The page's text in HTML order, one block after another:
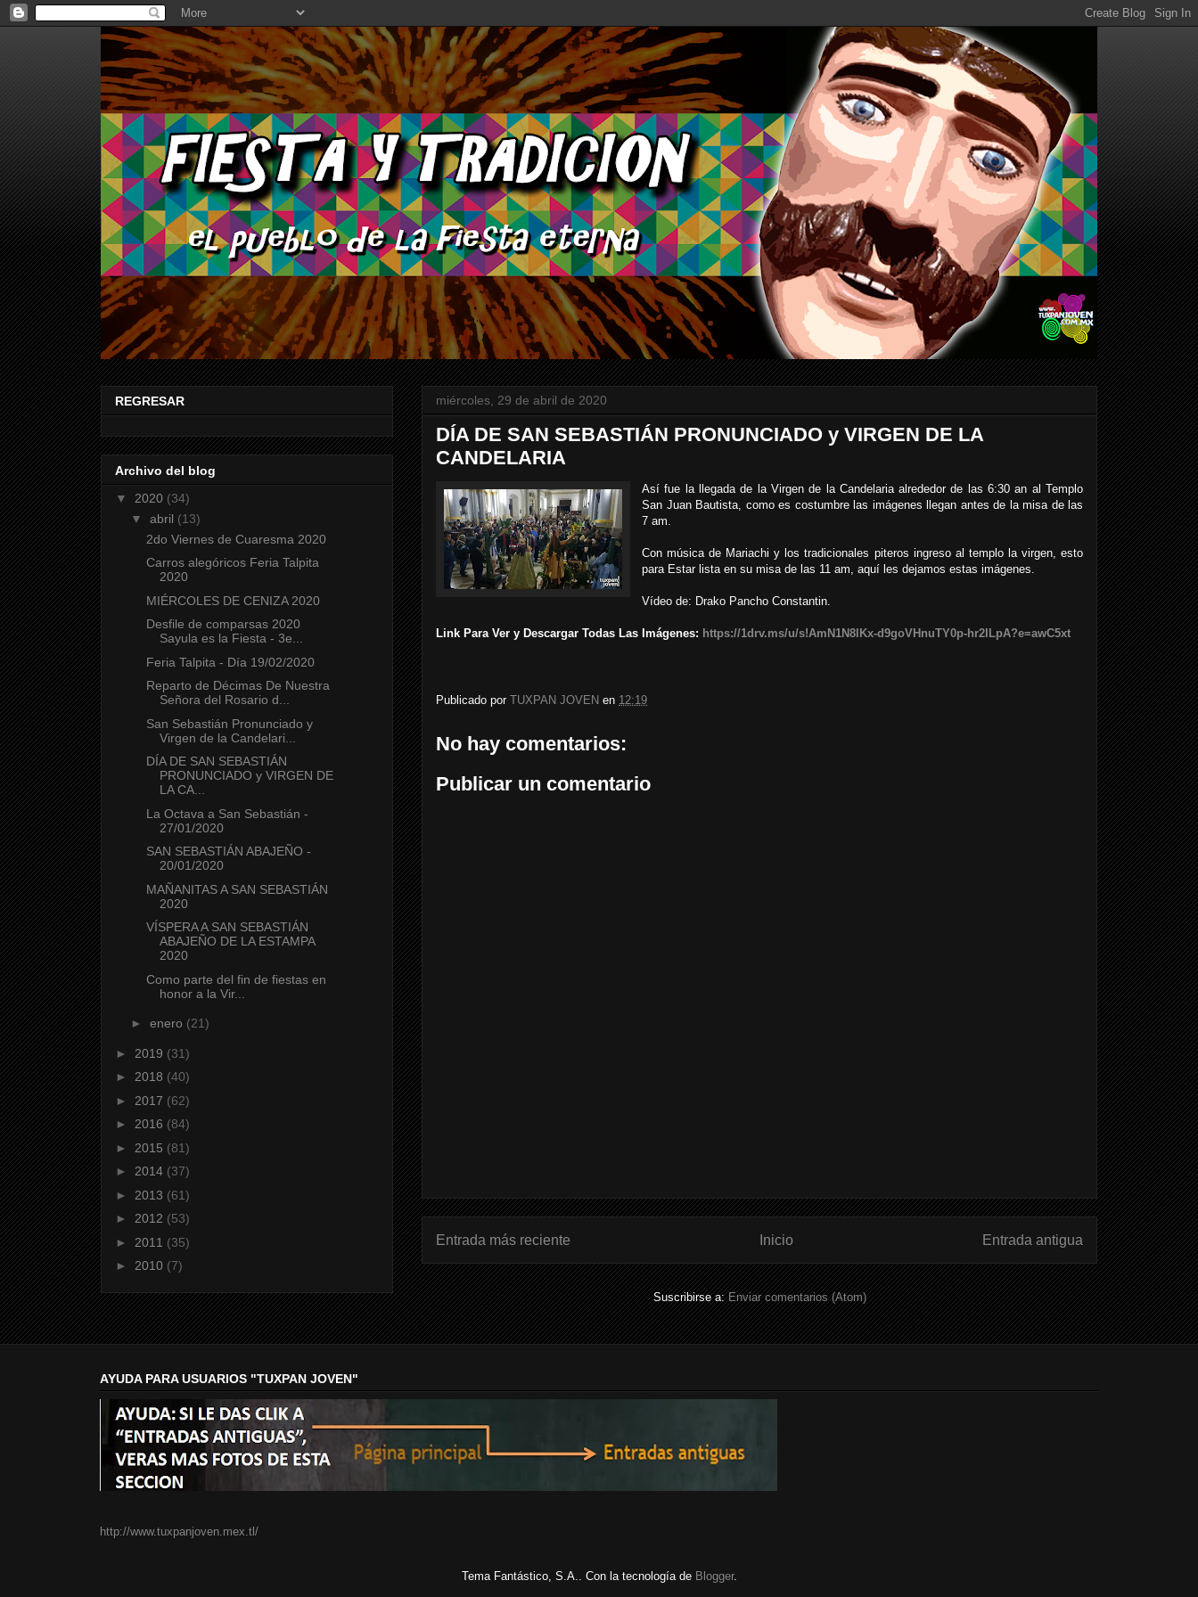
miércoles, 29 de abril de 2020
DÍA DE SAN SEBASTIÁN PRONUNCIADO y VIRGEN DE LA
CANDELARIA
Así fue la llegada de la Virgen de la Candelaria alrededor de las 6:30 an al Templo
San Juan Bautista, como es costumbre las imágenes llegan antes de la misa de las
7 am.
Con música de Mariachi y los tradicionales piteros ingreso al templo la virgen, esto
para Estar lista en su misa de las 11 am, aquí les dejamos estas imágenes.
Vídeo de: Drako Pancho Constantin.
Link Para Ver y Descargar Todas Las Imágenes: https://1drv.ms/u/s!AmN1N8lKx-d9goVHnuTY0p-hr2ILpA?e=awC5xt
Publicado por TUXPAN JOVEN en 12:19
No hay comentarios:
Publicar un comentario
Entrada más reciente Entrada antigua
Inicio
Suscribirse a:Enviar comentarios (Atom)
REGRESAR
Archivo del blog
▼ 2020 (34)
▼ abril (13)
2do Viernes de Cuaresma 2020
Carros alegóricos Feria Talpita
2020
MIÉRCOLES DE CENIZA 2020
Desfile de comparsas 2020
Sayula es la Fiesta - 3e...
Feria Talpita - Día 19/02/2020
Reparto de Décimas De Nuestra
Señora del Rosario d...
San Sebastián Pronunciado y
Virgen de la Candelari...
DÍA DE SAN SEBASTIÁN
PRONUNCIADO y VIRGEN DE
LA CA...
La Octava a San Sebastián -
27/01/2020
SAN SEBASTIÁN ABAJEÑO -
20/01/2020
MAÑANITAS A SAN SEBASTIÁN
2020
VÍSPERA A SAN SEBASTIÁN
ABAJEÑO DE LA ESTAMPA
2020
Como parte del fin de fiestas en
honor a la Vir...
► enero (21)
► 2019 (31)
► 2018 (40)
► 2017 (62)
► 2016 (84)
► 2015 (81)
► 2014 (37)
► 2013 (61)
► 2012 (53)
► 2011 (35)
► 2010 (7)
AYUDA PARA USUARIOS "TUXPAN JOVEN"
http://www.tuxpanjoven.mex.tl/
Tema Fantástico, S.A.. Con la tecnología de Blogger.